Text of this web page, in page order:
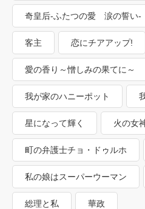
奇皇后-ふたつの愛 涙の誓い-
客主 恋にチアアップ!
愛の香り～憎しみの果てに～
我が家のハニーポット
星になって輝く 火の女
町の弁護士チョ・ドゥルホ
私の娘はスーパーウーマン
総理と私 華政